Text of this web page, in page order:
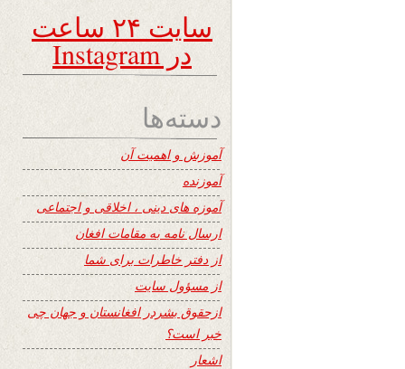
سایت ۲۴ ساعت
در Instagram
دسته‌ها
آموزش و اهمیت آن
آموزنده
آموزه های دینی ، اخلاقی و اجتماعی
ارسال نامه به مقامات افغان
از دفتر خاطرات برای شما
از مسؤول سایت
ازحقوق بشردر افغانستان و جهان چی
خبر است؟
اشعار